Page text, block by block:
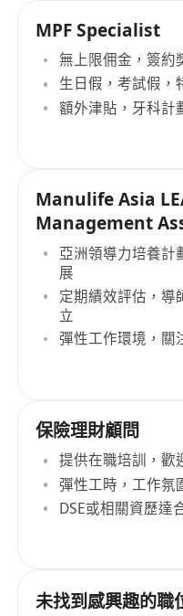
MPF Specialist
無上限佣金，簽約
生日假，考試假，
額外津貼，牙科計
Manulife Asia
Management
亞洲領導力培養計
展
定期績效評估，導
立
彈性工作環境，關
保險理財顧問
提供在職培訓，歡
彈性工時，工作氛
DSE或相關資歷達
未找到感興趣的職